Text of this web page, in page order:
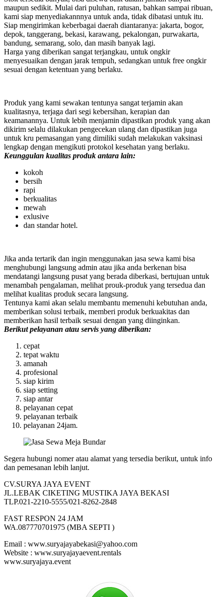
maupun sedikit. Mulai dari puluhan, ratusan, bahkan sampai ribuan,
kami siap menyediakannnya untuk anda, tidak dibatasi untuk itu.
Siap mengirimkan keberbagai daerah diantaranya: jakarta, bogor,
depok, tanggerang, bekasi, karawang, pekalongan, purwakarta,
bandung, semarang, solo, dan masih banyak lagi.
Harga yang diberikan sangat terjangkau, untuk ongkir
menyesuaikan dengan jarak tempuh, sedangkan untuk free ongkir
sesuai dengan ketentuan yang berlaku.
Produk yang kami sewakan tentunya sangat terjamin akan
kualitasnya, terjaga dari segi kebersihan, kerapian dan
keamanannya. Untuk lebih menjamin dipastikan produk yang akan
dikirim selalu dilakukan pengecekan ulang dan dipastikan juga
untuk kru pemasangan yang dimiliki sudah melakukan vaksinasi
lengkap dengan mengikuti protokol kesehatan yang berlaku.
Keunggulan kualitas produk antara lain:
kokoh
bersih
rapi
berkualitas
mewah
exlusive
dan standar hotel.
Jika anda tertarik dan ingin menggunakan jasa sewa kami bisa
menghubungi langsung admin atau jika anda berkenan bisa
mendatangi langsung pusat yang berada diberkasi, bertujuan untuk
menambah pengalaman, melihat prouk-produk yang tersedua dan
melihat kualitas produk secara langsung.
Tentunya kami akan selalu membantu memenuhi kebutuhan anda,
memberikan solusi terbaik, memberi produk berkuakitas dan
memberikan hasil terbaik sesuai dengan yang diinginkan.
Berikut pelayanan atau servis yang diberikan:
cepat
tepat waktu
amanah
profesional
siap kirim
siap setting
siap antar
pelayanan cepat
pelayanan terbaik
pelayanan 24jam.
Segera hubungi nomer atau alamat yang tersedia berikut, untuk info
dan pemesanan lebih lanjut.
CV.SURYA JAYA EVENT
JL.LEBAK CIKETING MUSTIKA JAYA BEKASI
TLP.021-2210-5555/021-8262-2848
FAST RESPON 24 JAM
WA.087770701975 (MBA SEPTI )
Email : www.suryajayabekasi@yahoo.com
Website : www.suryajayaevent.rentals
www.suryajaya.event